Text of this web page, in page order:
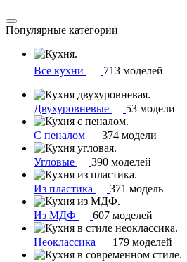
Популярные категории
Все кухни 713 моделей
Двухуровневые 53 модели
С пеналом 374 модели
Угловые 390 моделей
Из пластика 371 модель
Из МДФ 607 моделей
Неоклассика 179 моделей